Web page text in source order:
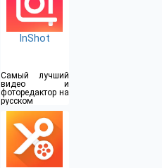
InShot
Самый лучший
видео и
фоторедактор на
русском